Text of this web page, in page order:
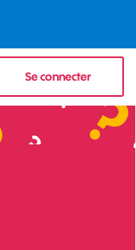
Se connecter